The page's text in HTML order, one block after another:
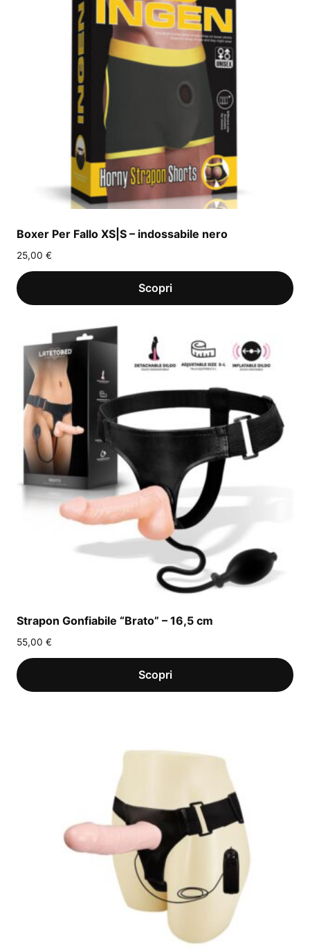
Boxer Per Fallo XS|S – indossabile nero
25,00 €
Strapon Gonfiabile “Brato” – 16,5 cm
55,00 €